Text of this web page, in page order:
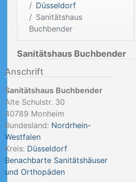
Düsseldorf
Sanitätshaus
Buchbender
Sanitätshaus Buchbender
Anschrift
Sanitätshaus Buchbender
Alte Schulstr. 30
40789 Monheim
Bundesland: Nordrhein-
Westfalen
Kreis: Düsseldorf
Benachbarte Sanitätshäuser
und Orthopäden